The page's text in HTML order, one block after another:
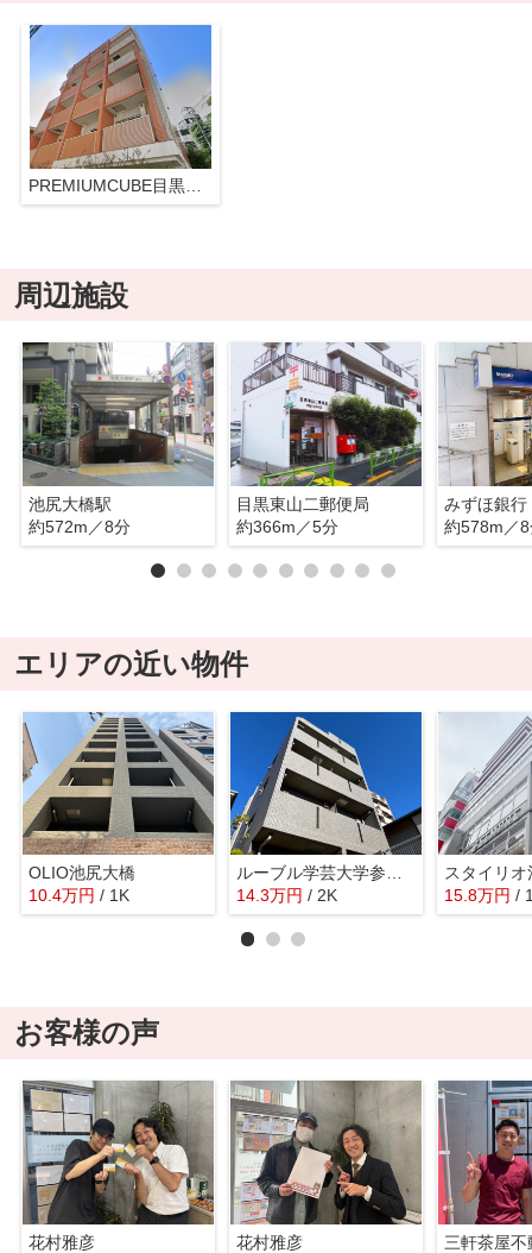
PREMIUMCUBE目黒東山#mo
周辺施設
池尻大橋駅
約572m／8分
目黒東山二郵便局
約366m／5分
約578m／
エリアの近い物件
OLIO池尻大橋
10.4万円 / 1K
ルーブル学芸大学参番館
14.3万円 / 2K
スタイリオ
15.8万円 /
お客様の声
花村雅彦 花村雅彦 三軒茶屋不